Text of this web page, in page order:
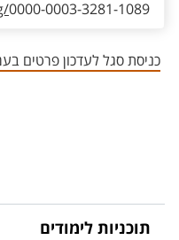
0000-0003-3281-1089
כניסת סגל לעדכון פרטים
תוכניות לימודים